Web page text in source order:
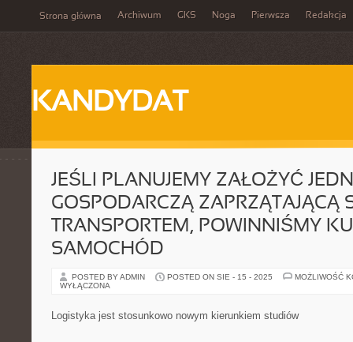
Strona główna Archiwum GKS Noga Pierwsza Redakcja
KANDYDAT
JEŚLI PLANUJEMY ZAŁOŻYĆ
GOSPODARCZĄ ZAPRZĄTAJĄCĄ
TRANSPORTEM, POWINNIŚMY
SAMOCHÓD
POSTED BY ADMIN POSTED ON SIE - 15 - 2025
MOŻLIWOŚĆ
WYŁĄCZONA
Logistyka jest stosunkowo nowym kierunkiem studiów